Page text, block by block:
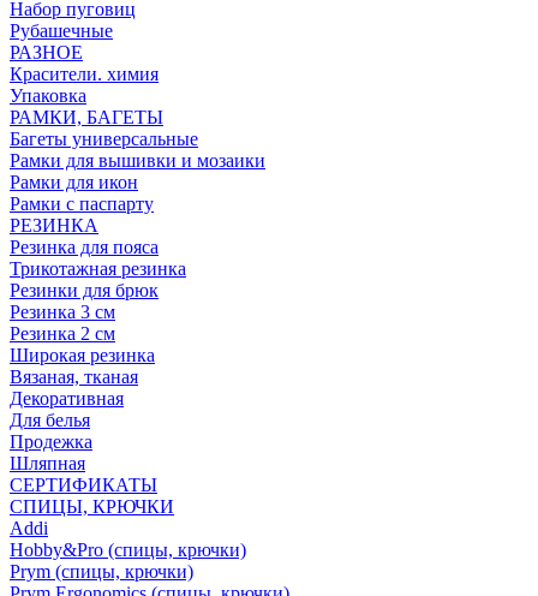
Набор пуговиц
Рубашечные
РАЗНОЕ
Красители. химия
Упаковка
РАМКИ, БАГЕТЫ
Багеты универсальные
Рамки для вышивки и мозаики
Рамки для икон
Рамки с паспарту
РЕЗИНКА
Резинка для пояса
Трикотажная резинка
Резинки для брюк
Резинка 3 см
Резинка 2 см
Широкая резинка
Вязаная, тканая
Декоративная
Для белья
Продежка
Шляпная
СЕРТИФИКАТЫ
СПИЦЫ, КРЮЧКИ
Addi
Hobby&Pro (спицы, крючки)
Prym (спицы, крючки)